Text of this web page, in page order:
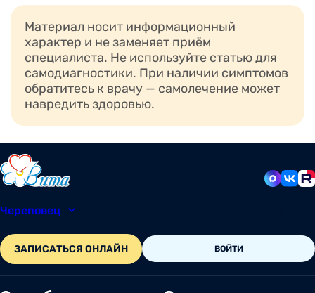
Материал носит информационный
характер и не заменяет приём
специалиста. Не используйте статью для
самодиагностики. При наличии симптомов
обратитесь к врачу — самолечение может
навредить здоровью.
Череповец
ЗАПИСАТЬСЯ ОНЛАЙН ВОЙТИ